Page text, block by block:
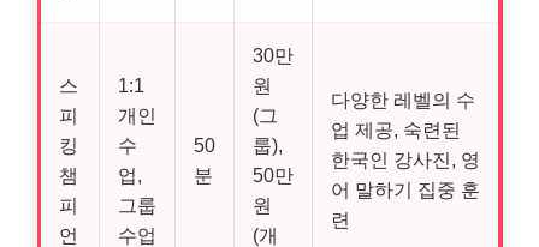
스
피
킹
챔
피
언
1:1
개인
수
업,
그룹
수업
50
분
30만
원
(그
룹),
50만
원
(개
다양한 레벨의 수
업 제공, 숙련된
한국인 강사진, 영
어 말하기 집중 훈
련